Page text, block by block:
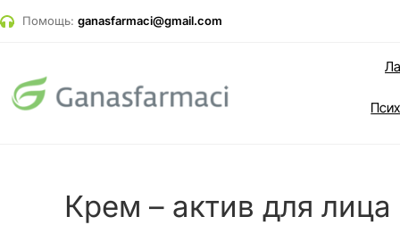
Помощь: ganasfarmaci@gmail.com
Крем – актив для